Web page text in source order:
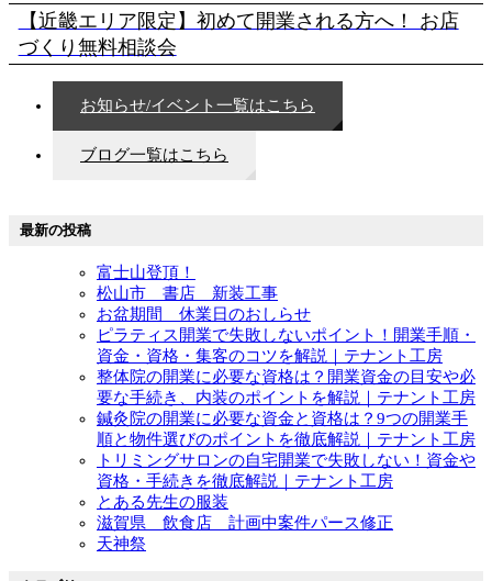
【近畿エリア限定】初めて開業される方へ！ お店
づくり無料相談会
お知らせ/イベント一覧はこちら
ブログ一覧はこちら
最新の投稿
富士山登頂！
松山市 書店 新装工事
お盆期間 休業日のおしらせ
ピラティス開業で失敗しないポイント！開業手順・
資金・資格・集客のコツを解説｜テナント工房
整体院の開業に必要な資格は？開業資金の目安や必
要な手続き、内装のポイントを解説｜テナント工房
鍼灸院の開業に必要な資金と資格は？9つの開業手
順と物件選びのポイントを徹底解説｜テナント工房
トリミングサロンの自宅開業で失敗しない！資金や
資格・手続きを徹底解説｜テナント工房
とある先生の服装
滋賀県 飲食店 計画中案件パース修正
天神祭